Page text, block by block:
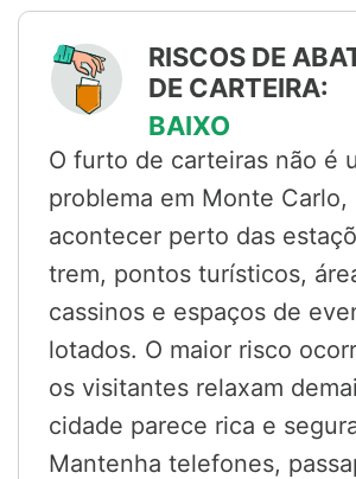
RISCOS DE
DE CARTEIRA:
BAIXO
O furto de carteiras não é
problema em Monte Carlo,
acontecer perto das
trem, pontos turísticos,
cassinos e espaços de
lotados. O maior risco
os visitantes relaxam
cidade parece rica e
Mantenha telefones,